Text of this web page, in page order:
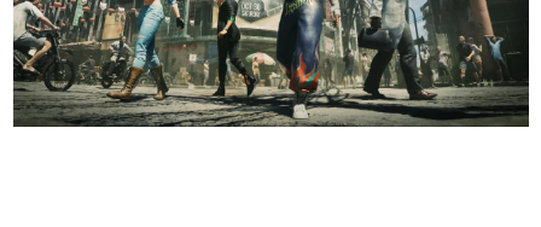
なんでゲームは面白い？
ゲーム開発者・hamatsu氏がゲームの魅力を画面や操作の
具体的な形から解き明かしていく、硬派で骨太な評論連載
です。